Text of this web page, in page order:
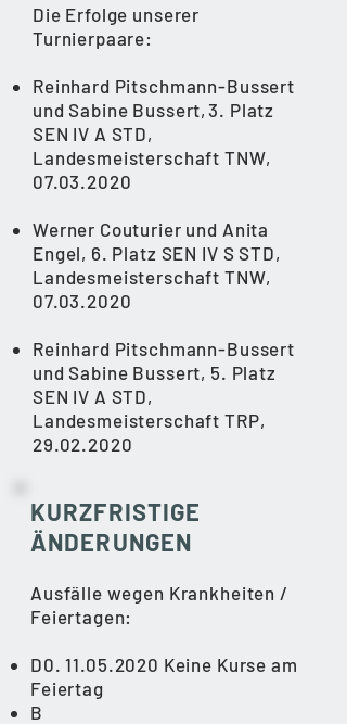
Die Erfolge unserer
Turnierpaare:
Reinhard Pitschmann-Bussert
und Sabine Bussert,3. Platz
SEN IV A STD,
Landesmeisterschaft TNW,
07.03.2020
Werner Couturier und Anita
Engel, 6. Platz SEN IV S STD,
Landesmeisterschaft TNW,
07.03.2020
Reinhard Pitschmann-Bussert
und Sabine Bussert, 5. Platz
SEN IV A STD,
Landesmeisterschaft TRP,
29.02.2020
KURZFRISTIGE
ÄNDERUNGEN
Ausfälle wegen Krankheiten /
Feiertagen:
D0.11.05.2020 Keine Kurse am
Feiertag
B